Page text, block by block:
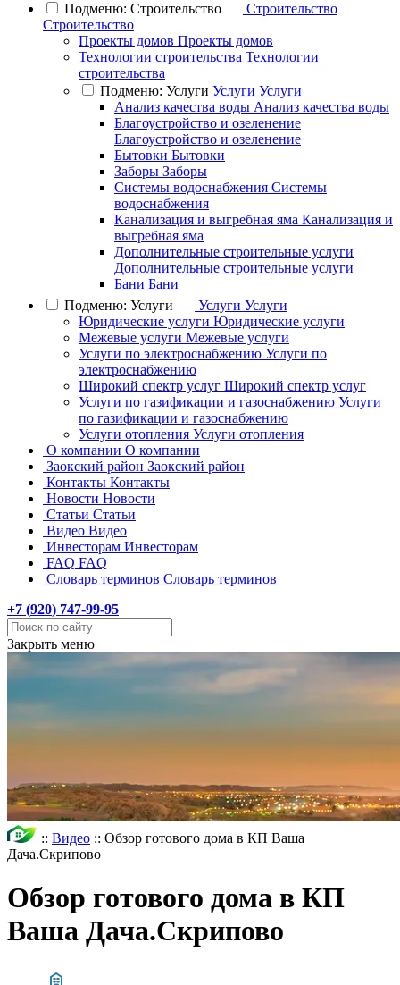
Подменю: Строительство
Строительство
Строительство
Проекты домов Проекты домов
Технологии строительства Технологии
строительства
Подменю: Услуги Услуги Услуги
Анализ качества воды Анализ качества воды
Благоустройство и озеленение
Благоустройство и озеленение
Бытовки Бытовки
Заборы Заборы
Системы водоснабжения Системы
водоснабжения
Канализация и выгребная яма Канализация и
выгребная яма
Дополнительные строительные услуги
Дополнительные строительные услуги
Бани Бани
Подменю: Услуги
Услуги Услуги
Юридические услуги Юридические услуги
Межевые услуги Межевые услуги
Услуги по электроснабжению Услуги по
электроснабжению
Широкий спектр услуг Широкий спектр услуг
Услуги по газификации и газоснабжению Услуги
по газификации и газоснабжению
Услуги отопления Услуги отопления
О компании О компании
Заокский район Заокский район
Контакты Контакты
Новости Новости
Статьи Статьи
Видео Видео
Инвесторам Инвесторам
FAQ FAQ
Словарь терминов Словарь терминов
+7 (920) 747-99-95
Закрыть меню
:: Видео :: Обзор готового дома в КП Ваша
Дача.Скрипово
Обзор готового дома в КП
Ваша Дача.Скрипово